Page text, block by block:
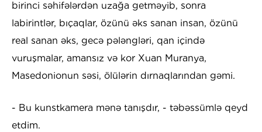
birinci səhifələrdən uzağa getməyib, sonra
labirintlər, bıçaqlar, özünü əks sanan insan, özünü
real sanan əks, gecə pələngləri, qan içində
vuruşmalar, amansız və kor Xuan Muranya,
Masedonionun səsi, ölülərin dırnaqlarından gəmi.
- Bu kunstkamera mənə tanışdır, - təbəssümlə qeyd
etdim.